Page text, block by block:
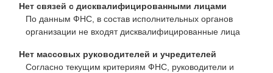
Нет связей с дисквалифицированными лицами
По данным ФНС, в состав исполнительных органов
организации не входят дисквалифицированные лица
Нет массовых руководителей и учредителей
Согласно текущим критериям ФНС, руководители и